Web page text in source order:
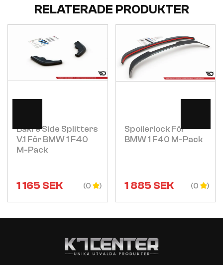
RELATERADE PRODUKTER
Bakre Side Splitters
V.1 För BMW 1 F40
M-Pack
1 165SEK (0
Spoilerlock För
BMW 1 F40 M-Pack
1 885SEK (0